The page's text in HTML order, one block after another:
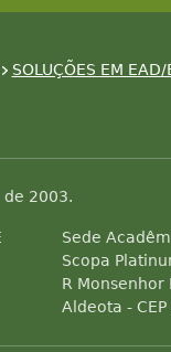
SOLUÇÕES EM EAD/
2003.
Sede
Scopa
R Monsenhor
Aldeota -